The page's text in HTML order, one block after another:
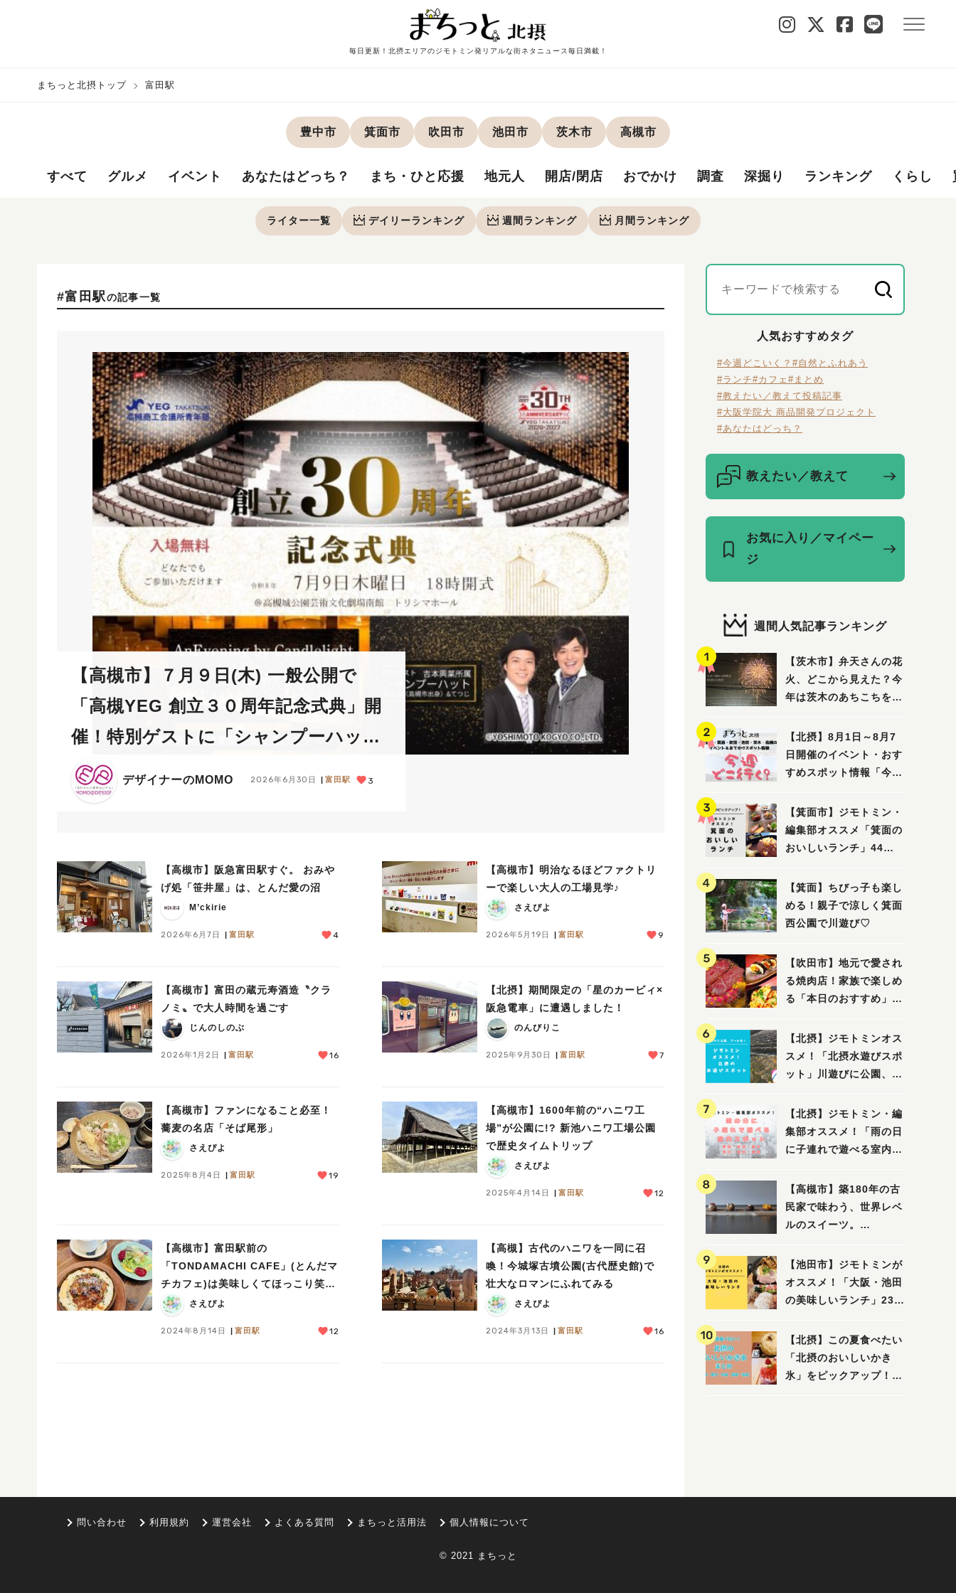
毎日更新！北摂エリアのジモトミン発リアルな街ネタニュース毎日満載！
まちっと北摂トップ 富田駅
豊中市 箕面市 吹田市 池田市 茨木市 高槻市
すべて グルメ イベント あなたはどっち？ まち・ひと応援 地元人 開店/閉店 おでかけ 調査 深掘り ランキング くらし
ライター一覧 デイリーランキング 週間 ランキング 月間 ランキング
#富田駅の記事一覧
【高槻市】７月９日(木) 一般公開で
「高槻YEG 創立３０周年記念式典」開
催！特別ゲストに「シャンプーハッ
ト」も来場！
デザイナーのMOMO 2026年6月30日 富田駅 3
【高槻市】阪急富田駅すぐ。 おみや
げ処「笹井屋」は、とんだ愛の沼
M’ckirie
2026年6月7日 富田駅 4
【高槻市】明治なるほどファクトリ
ーで楽しい大人の工場見学♪
さえぴよ
2026年5月19日 富田駅 9
【高槻市】富田の蔵元寿酒造〝クラ
ノミ〟で大人時間を過ごす
じんのしのぶ
2026年1月2日 富田駅 16
【北摂】期間限定の「星のカービィ×
阪急電車」に遭遇しました！
のんびりこ
2025年9月30日 富田駅 7
【高槻市】ファンになること必至！
蕎麦の名店「そば尾形」
さえぴよ
2025年8月4日 富田駅 19
【高槻市】1600年前の“ハニワ工
場”が公園に!? 新池ハニワ工場公園
で歴史タイムトリップ
さえぴよ
2025年4月14日 富田駅 12
【高槻市】富田駅前の
「TONDAMACHI CAFE」(とんだマ
チカフェ)は美味しくてほっこり笑顔
になるみんなの憩いのカフェレスト
ランです
さえぴよ
2024年8月14日 富田駅 12
【高槻】古代のハニワを一同に召
喚！今城塚古墳公園(古代歴史館)で
壮大なロマンにふれてみる
さえぴよ
2024年3月13日 富田駅 16
人気おすすめタグ
#今週どこいく？ #自然とふれあう
#ランチ#カフェ #まとめ
#教えたい／教えて投稿記事
#大阪学院大 商品開発プロジェクト
#あなたはどっち？
教えたい／教えて
お気に入り／マイペー
ジ
週間人気記事ランキング
【茨木市】弁天さんの花
火、どこから見えた？今
年は茨木のあちこちを巡
【北摂】8月1日～8月7
日開催のイベント・おす
すめスポット情報「今週
面・吹田・池田・茨木・
高槻）
【箕面市】ジモトミン・
編集部オススメ「箕面の
おいしいランチ」44
から穴場まで！〜
【箕面】ちびっ子も楽し
める！親子で涼しく箕面
西公園で川遊び♡
【吹田市】地元で愛され
る焼肉店！家族で楽しめ
る「本日のおすすめ」で
【北摂】ジモトミンオス
スメ！「北摂水遊びスポ
ット」川遊びに公園、プ
吹田・茨木・高槻）
【北摂】ジモトミン・編
集部オススメ！「雨の日
に子連れで遊べる室内ス
箕面・吹田・豊中・茨
木・池田）
【高槻市】築180年の古
民家で味わう、世界レベ
ルのスイーツ。
月3日にオープン！（教
えたい/教えて）
【池田市】ジモトミンが
オススメ！「大阪・池田
の美味しいランチ」23
【北摂】この夏食べたい
「北摂のおいしいかき
氷」をピックアップ！
問い合わせ 利用規約 運営会社 よくある質問 まちっと活用法 個人情報について
© 2021 まちっと